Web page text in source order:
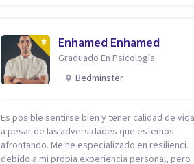
dependencia emocional, depresión, desarrollo
personal, prevención del suicidio, crisis vitales
y terapia de pareja, siempre con un enfoque
humano, ético y personalizado. Toda la atención
es 100% online, lo que te permite: Recibir
propio espacio. Acceder a un acompañamiento
profesional sin importar en qué lugar te
encuentres.
Enhamed Enhamed
Graduado En Psicología
Bedminster
Es posible sentirse bien y tener calidad de vida
a pesar de las adversidades que estemos
afrontando. Me he especializado en resiliencia
debido a mi propia experiencia personal, pero